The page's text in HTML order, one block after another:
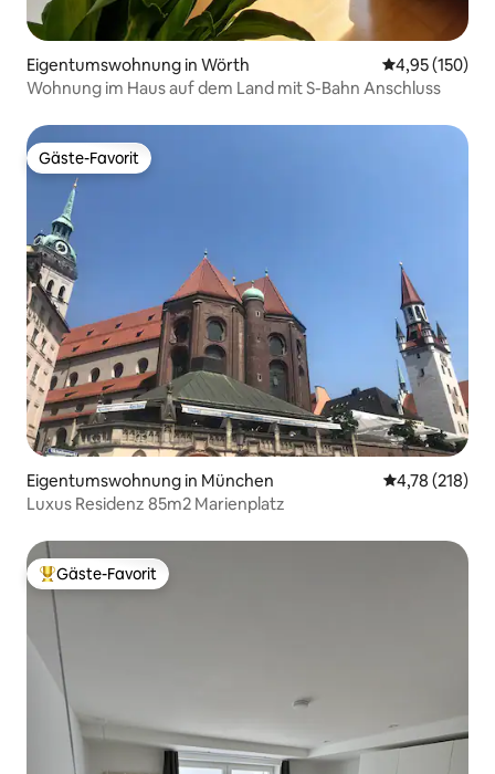
Eigentumswohnung in Wörth
4,95 (150)
Wohnung im Haus auf dem Land mit S-Bahn Anschluss
Gäste-Favorit
Gäste-Favorit
Eigentumswohnung in München
4,78 (218)
Luxus Residenz 85m2 Marienplatz
Beliebter Gäste-Favorit.
Gäste-Favorit